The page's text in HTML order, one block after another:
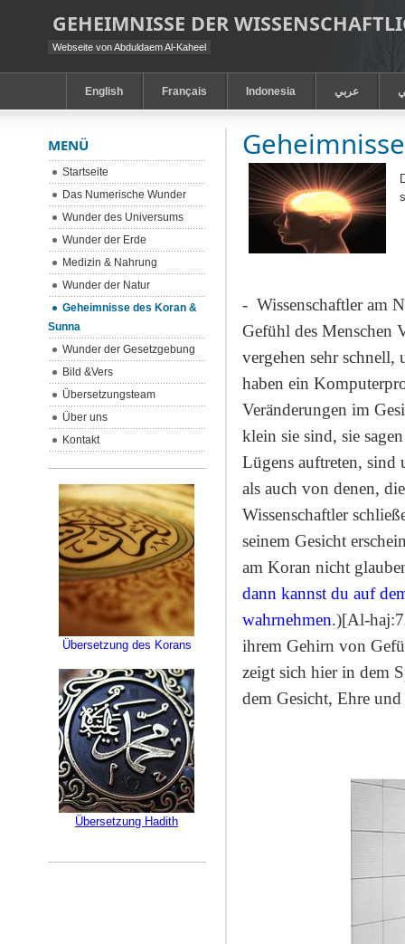
GEHEIMNISSE DER
Webseite von Abduldaem Al-Kaheel
English Français Indonesia عربي
- Wissenschaftler am
Gefühl des Menschen
vergehen sehr schnell,
haben ein
Veränderungen im
klein sie sind, sie
Lügens auftreten, sind
als auch von denen,
Wissenschaftler
seinem Gesicht
am Koran nicht
dann kannst du auf
wahrnehmen.)[Al-
ihrem Gehirn von
zeigt sich hier in dem
dem Gesicht, Ehre
MENÜ
Startseite
Das Numerische Wunder
Wunder des Universums
Wunder der Erde
Medizin & Nahrung
Wunder der Natur
Geheimnisse des Koran &
Sunna
Wunder der Gesetzgebung
Bild &Vers
Übersetzungsteam
Über uns
Kontakt
Übersetzung des Korans
Übersetzung Hadith